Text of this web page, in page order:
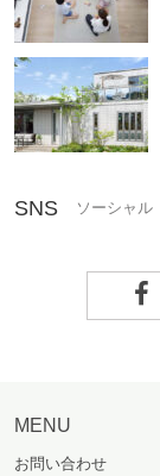
SNS
MENU
お問い合わせ